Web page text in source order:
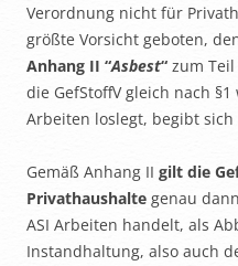
Verordnung nicht für
größte Vorsicht geboten,
Anhang II “Asbest“ zum
die GefStoffV gleich nach
Arbeiten loslegt, begibt sich
Gemäß Anhang II gilt die
Privathaushalte genau
ASI Arbeiten handelt, als
Instandhaltung, also auch